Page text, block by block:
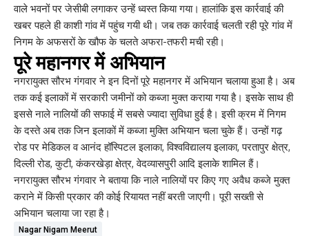
वाले भवनों पर जेसीबी लगाकर उन्हें ध्वस्त किया गया। हालांकि इस कार्रवाई की
खबर पहले ही काशी गांव में पहुंच गयी थी। जब तक कार्रवाई चलती रही पूरे गांव में
निगम के अफसरों के खौफ के चलते अफरा-तफरी मची रही।
पूरे महानगर में अभियान
नगरायुक्त सौरभ गंगवार ने इन दिनों पूरे महानगर में अभियान चलाया हुआ है। अब
तक कई इलाकों में सरकारी जमीनों को कब्जा मुक्त कराया गया है। इसके साथ ही
इससे नाले नालियों की सफाई में सबसे ज्यादा सुविधा हुई है। इसी क्रम में निगम
के दस्ते अब तक जिन इलाकों में कब्जा मुक्ति अभियान चला चुके हैं। उन्हों गढ़
रोड पर मेडिकल व आनंद हॉस्पिटल इलाका, विश्वविद्यालय इलाका, परतापुर क्षेत्र,
दिल्ली रोड, कुटी, कंकरखेड़ा क्षेत्र, वेदव्यासपुरी आदि इलाके शामिल हैं।
नगरायुक्त सौरभ गंगवार ने बताया कि नाले नालियों पर किए गए अवैध कब्जे मुक्त
कराने में किसी प्रकार की कोई रियायत नहीं बरती जाएगी। पूरी सख्ती से
अभियान चलाया जा रहा है।
Nagar Nigam Meerut